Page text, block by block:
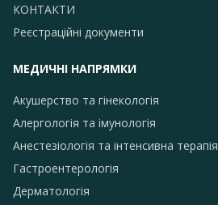
КОНТАКТИ
Реєстраційні документи
МЕДИЧНІ НАПРЯМКИ
Акушерство та гінекологія
Алергологія та імунологія
Анестезіологія та інтенсивна терапія
Гастроентерологія
Дерматологія